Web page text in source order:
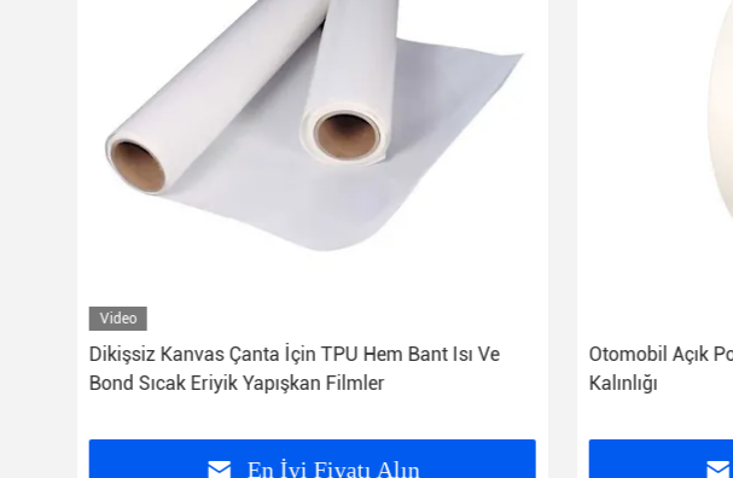
Video
Dikişsiz Kanvas Çanta İçin TPU Hem Bant Isı Ve
Bond Sıcak Eriyik Yapışkan Filmler
En İyi Fiyatı Alın
Otomobil Açık
Kalınlığı